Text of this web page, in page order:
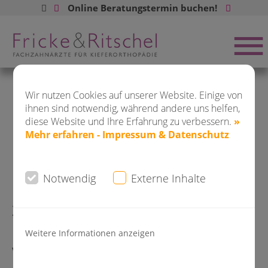
Wir nutzen Cookies auf unserer Website. Einige von
ihnen sind notwendig, während andere uns helfen,
diese Website und Ihre Erfahrung zu verbessern. »
Mehr erfahren - Impressum & Datenschutz
Notwendig Externe Inhalte
Weitere Informationen anzeigen
Buchen Sie jetzt ONLINE Ihren
Saarlandstr. 80 - 82
Online Beratungstermin buchen!
News Kieferorthopädie Dr.
Fricke & Dr. Ritschel
Dortmund
Zahnschienen aus dem Netz: Gericht
bestätigt - Warnungen vor
verschiedenen Geschäftsmodellen